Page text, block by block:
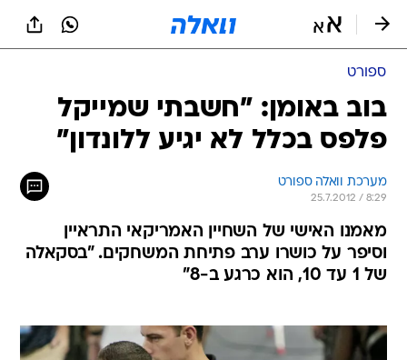
ספורט
בוב באומן: "חשבתי שמייקל
פלפס בכלל לא יגיע ללונדון"
מערכת וואלה ספורט
25.7.2012 / 8:29
מאמנו האישי של השחיין האמריקאי התראיין
וסיפר על כושרו ערב פתיחת המשחקים. "בסקאלה
של 1 עד 10, הוא כרגע ב-8"